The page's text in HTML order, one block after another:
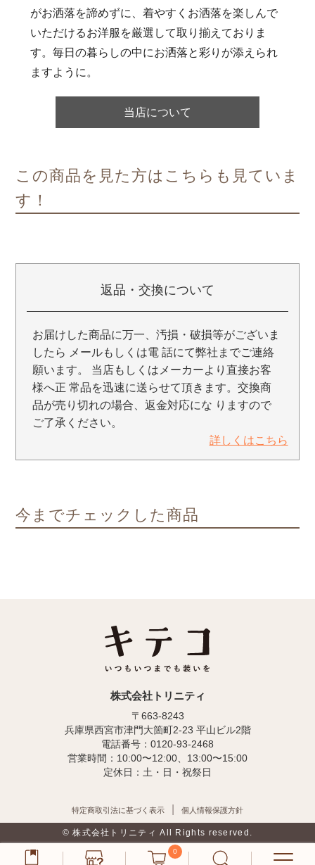
がお洒落を諦めずに、着やすくお洒落を楽しんで
いただけるお洋服を厳選して取り揃えておりま
す。毎日の暮らしの中にお洒落と彩りが添えられ
ますように。
当店について
この商品を見た方はこちらも見ていま
す！
返品・交換について
お届けした商品に万一、汚損・破損等がございま
したら メールもしくは電 話にて弊社までご連絡
願います。 当店もしくはメーカーより直接お客
様へ正 常品を迅速に送らせて頂きます。交換商
品が売り切れの場合、返金対応にな りますので
ご了承ください。
詳しくはこちら
今までチェックした商品
株式会社トリニティ
〒663-8243
兵庫県西宮市津門大箇町2-23 平山ビル2階
電話番号：0120-93-2468
営業時間：10:00〜12:00、13:00〜15:00
定休日：土・日・祝祭日
特定商取引法に基づく表示 個人情報保護方針
© 株式会社トリニティ All Rights reserved.
0